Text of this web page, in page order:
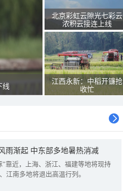
线
北京彩虹云隙光七彩云
浓积云接连上线
江西永新：中稻开镰抢
收忙
雨渐起 中东部多地暑热消减
靠近，上海、浙江、福建等地将现持
江南多地将退出高温行列。